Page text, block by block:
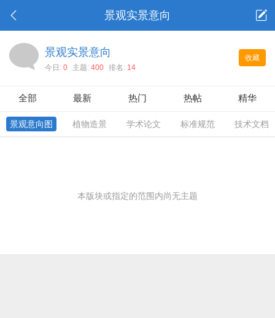
景观实景意向
收藏
景观实景意向
今日: 0 主题: 400 排名: 14
全部 最新 热门 热帖 精华
景观意向图 植物造景 学术论文 标准规范 技术文档
本版块或指定的范围内尚无主题